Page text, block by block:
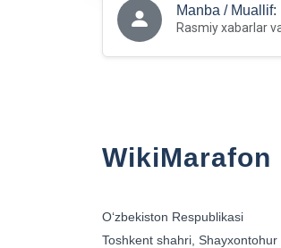
Manba / Muallif:
Rasmiy xabarlar
WikiMarafon
Oʻzbekiston Respublikasi
Toshkent shahri, Shayxontohur